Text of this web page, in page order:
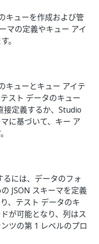
キューを作成および管
マの定義やキュー アイ
。
ューとキュー アイテ
スト データのキュー
定義するか、Studio
に基づいて、キー ア
には、データのフォ
JSON スキーマを定義
、テスト データのキ
が可能となり、列はス
ツの第 1 レベルのプロ